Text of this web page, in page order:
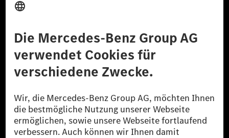
© 2026 Mercedes-Benz Group AG. Alle Rechte vorbehalten.
reduzierte CO₂-Emissionen bei der Mercedes-Benz Group durch
zertifizierte Ausgleichsprojekte kompensiert werden.
[2] Renewable Charging ist ein integraler Bestandteil von MB.CHARGE
Public in Europa, den USA, Kanada und China. Sofern an der jeweiligen